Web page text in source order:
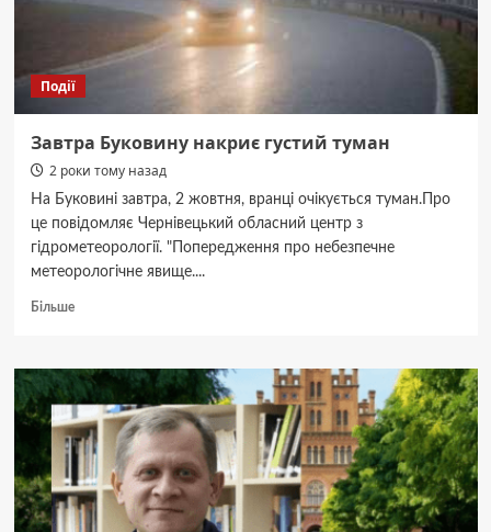
Події
Завтра Буковину накриє густий туман
2 роки тому назад
На Буковині завтра, 2 жовтня, вранці очікується туман.Про
це повідомляє Чернівецький обласний центр з
гідрометеорології. "Попередження про небезпечне
метеорологічне явище....
БільшеДокладніше
Буковину
накриє
густий
туман